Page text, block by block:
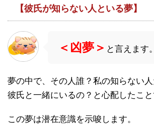
【彼氏が知らない人といる夢】
＜凶夢＞ と言えます。
夢の中で、その人誰？私の知らない
彼氏と一緒にいるの？と心配したこと
この夢は潜在意識を示唆します。